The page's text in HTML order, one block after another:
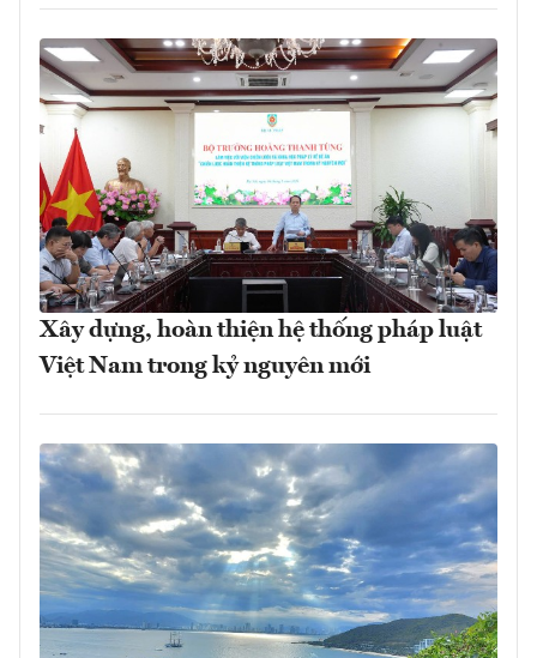
Xây dựng, hoàn thiện hệ thống pháp luật
Việt Nam trong kỷ nguyên mới